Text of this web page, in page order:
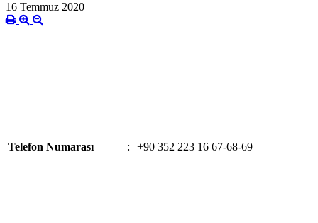
16 Temmuz 2020
Telefon Numarası : +90 352 223 16 67-68-69